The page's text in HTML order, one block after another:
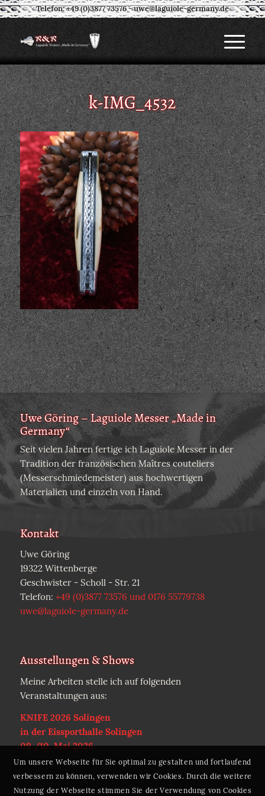
Telefon: +49 (0)3877 73576-uwe@laguiole-germany.de
k-IMG_4532
Uwe Göring – Laguiole Messer „Made in
Germany“
Seit vielen Jahren fertige ich Laguiole Messer in der
Tradition der französischen Maîtres couteliers
(Messerschmiedemeister) aus hochwertigen
Materialien und einzeln von Hand.
Kontakt
Uwe Göring
19322 Wittenberge
Geschwister - Scholl - Str. 21
Telefon: +49 (0)3877 73576 und 0176 55779738
uwe@laguiole-germany.de
Ausstellungen & Shows
Meine Arbeiten stelle ich auf folgenden
Veranstaltungen aus:
KNIFE 2026 Solingen
in der Eissporthalle Solingen
09./10. Mai 2026
Um unsere Webseite für Sie optimal zu gestalten und fortlaufend
verbessern zu können, verwenden wir Cookies. Durch die weitere
Nutzung der Webseite stimmen Sie der Verwendung von Cookies